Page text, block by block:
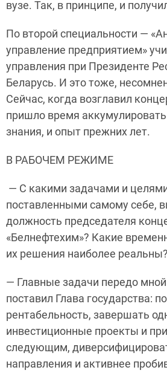
вузе. Так, в принципе, и
По второй специальности —
управление предприятием»
управления при Президенте
Беларусь. И это тоже,
Сейчас, когда возглавил
пришло время
знания, и опыт прежних лет.
В РАБОЧЕМ РЕЖИМЕ
— С какими задачами и
поставленными самому себе,
должность председателя
«Белнефтехим»? Какие
их решения наиболее реальны?
— Главные задачи передо
поставил Глава государства:
рентабельность, завершать
инвестиционные проекты и
следующим,
направления и активнее